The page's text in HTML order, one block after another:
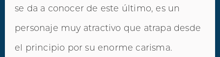
se da a conocer de este último, es un
personaje muy atractivo que atrapa desde
el principio por su enorme carisma.